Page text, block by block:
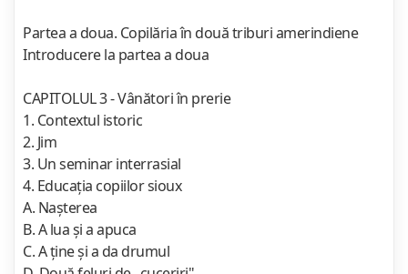
Partea a doua. Copilăria în două triburi amerindiene
Introducere la partea a doua
CAPITOLUL 3 - Vânători în prerie
1. Contextul istoric
2. Jim
3. Un seminar interrasial
4. Educaţia copiilor sioux
A. Naşterea
B. A lua şi a apuca
C. A ţine şi a da drumul